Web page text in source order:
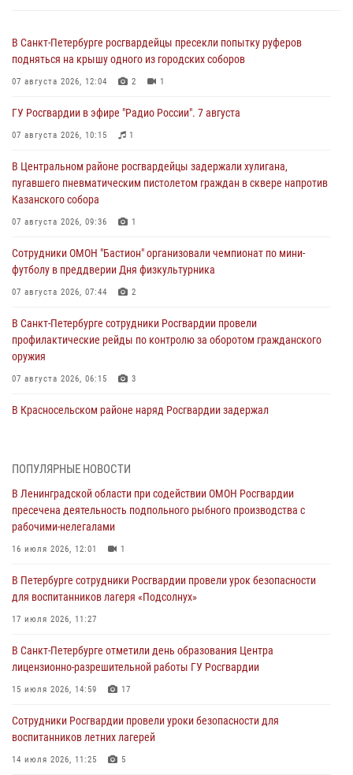
В Санкт-Петербурге росгвардейцы пресекли попытку руферов
подняться на крышу одного из городских соборов
07 августа 2026, 12:04 2 1
ГУ Росгвардии в эфире "Радио России". 7 августа
07 августа 2026, 10:15 1
В Центральном районе росгвардейцы задержали хулигана,
пугавшего пневматическим пистолетом граждан в сквере напротив
Казанского собора
07 августа 2026, 09:36 1
Сотрудники ОМОН "Бастион" организовали чемпионат по мини-
футболу в преддверии Дня физкультурника
07 августа 2026, 07:44 2
В Санкт-Петербурге сотрудники Росгвардии провели
профилактические рейды по контролю за оборотом гражданского
оружия
07 августа 2026, 06:15 3
В Красносельском районе наряд Росгвардии задержал
06 августа 2026, 13:39 1
В Центральном районе росгвардейцы оперативно задержали
хулигана, стрелявшего из пускового устройства рядом с жилыми
домами
06 августа 2026, 11:36
Сотрудники и военнослужащие Росгвардии обеспечили
правопорядок при проведении матча "Зенит" - "Балтика"
06 августа 2026, 07:30
В Выборгском районе наряд Росгвардии обнаружил
разыскиваемый преступный автотранспорт
05 августа 2026, 12:25 2
Петербургские росгвардейцы обнаружили объявленный в розыск
автомобиль, ранее использовавшийся при совершении кражи в
Ленобласти
ПОПУЛЯРНЫЕ НОВОСТИ
В Ленинградской области при содействии ОМОН Росгвардии
пресечена деятельность подпольного рыбного производства с
рабочими-нелегалами
16 июля 2026, 12:01 1
В Петербурге сотрудники Росгвардии провели урок безопасности
для воспитанников лагеря «Подсолнух»
17 июля 2026, 11:27
В Санкт-Петербурге отметили день образования Центра
лицензионно-разрешительной работы ГУ Росгвардии
15 июля 2026, 14:59 17
Сотрудники Росгвардии провели уроки безопасности для
воспитанников летних лагерей
14 июля 2026, 11:25 5